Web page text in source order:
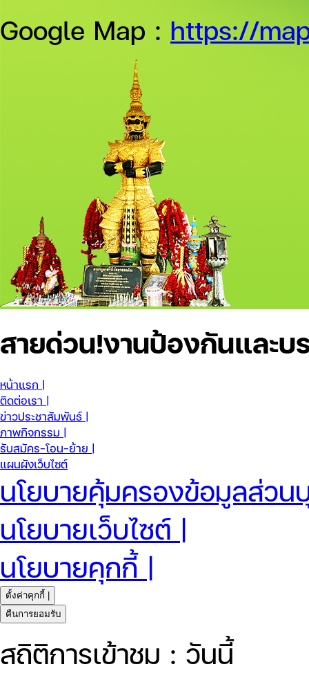
Google Map : https://
สายด่วน!งานป้องกันและบ
หน้าแรก |
ติดต่อเรา |
ข่าวประชาสัมพันธ์ |
ภาพกิจกรรม |
รับสมัคร-โอน-ย้าย |
แผนผังเว็บไซต์
นโยบายคุ้มครองข้อมูลส่วน
นโยบายเว็บไซต์ |
นโยบายคุกกี้ |
ตั้งค่าคุกกี้ |
คืนการยอมรับ
สถิติการเข้าชม : วันนี้